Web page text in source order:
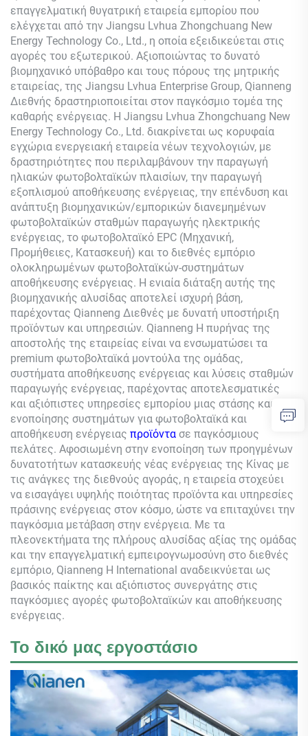
επαγγελματική θυγατρική εταιρεία εμπορίου που
ελέγχεται από την Jiangsu Lvhua Zhongchuang New
Energy Technology Co., Ltd., η οποία εξειδικεύεται στις
αγορές του εξωτερικού. Αξιοποιώντας το δυνατό
βιομηχανικό υπόβαθρο και τους πόρους της μητρικής
εταιρείας, της Jiangsu Lvhua Enterprise Group, Qianneng
Διεθνής δραστηριοποιείται στον παγκόσμιο τομέα της
καθαρής ενέργειας. Η Jiangsu Lvhua Zhongchuang New
Energy Technology Co., Ltd. διακρίνεται ως κορυφαία
εγχώρια ενεργειακή εταιρεία νέων τεχνολογιών, με
δραστηριότητες που περιλαμβάνουν την παραγωγή
ηλιακών φωτοβολταϊκών πλαισίων, την παραγωγή
εξοπλισμού αποθήκευσης ενέργειας, την επένδυση και
ανάπτυξη βιομηχανικών/εμπορικών διανεμημένων
φωτοβολταϊκών σταθμών παραγωγής ηλεκτρικής
ενέργειας, το φωτοβολταϊκό EPC (Μηχανική,
Προμήθειες, Κατασκευή) και το διεθνές εμπόριο
ολοκληρωμένων φωτοβολταϊκών-συστημάτων
αποθήκευσης ενέργειας. Η ενιαία διάταξη αυτής της
βιομηχανικής αλυσίδας αποτελεί ισχυρή βάση,
παρέχοντας Qianneng Διεθνές με δυνατή υποστήριξη
προϊόντων και υπηρεσιών. Qianneng Η πυρήνας της
αποστολής της εταιρείας είναι να ενσωματώσει τα
premium φωτοβολταϊκά μοντούλα της ομάδας,
συστήματα αποθήκευσης ενέργειας και λύσεις σταθμών
παραγωγής ενέργειας, παρέχοντας αποτελεσματικές
και αξιόπιστες υπηρεσίες εμπορίου μιας στάσης και
ενοποίησης συστημάτων για φωτοβολταϊκά και
αποθήκευση ενέργειας προϊόντα σε παγκόσμιους
πελάτες. Αφοσιωμένη στην ενοποίηση των προηγμένων
δυνατοτήτων κατασκευής νέας ενέργειας της Κίνας με
τις ανάγκες της διεθνούς αγοράς, η εταιρεία στοχεύει
να εισαγάγει υψηλής ποιότητας προϊόντα και υπηρεσίες
πράσινης ενέργειας στον κόσμο, ώστε να επιταχύνει την
παγκόσμια μετάβαση στην ενέργεια. Με τα
πλεονεκτήματα της πλήρους αλυσίδας αξίας της ομάδας
και την επαγγελματική εμπειρογνωμοσύνη στο διεθνές
εμπόριο, Qianneng Η International αναδεικνύεται ως
βασικός παίκτης και αξιόπιστος συνεργάτης στις
παγκόσμιες αγορές φωτοβολταϊκών και αποθήκευσης
ενέργειας.
Το δικό μας εργοστάσιο